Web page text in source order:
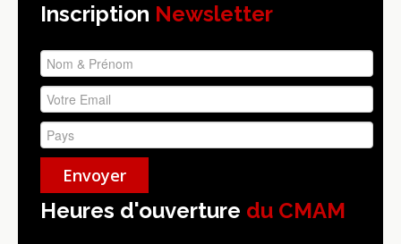
Inscription Newsletter
Heures d'ouverture du CMAM